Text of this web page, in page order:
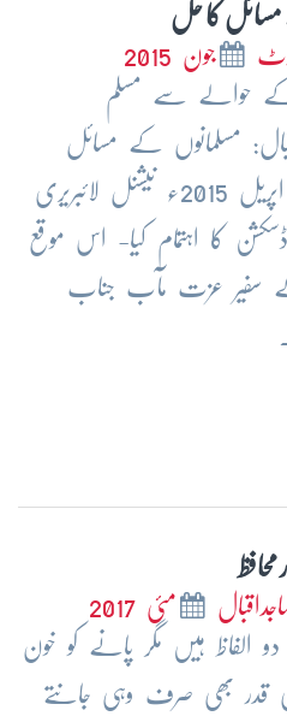
مسائل کا حل
جون 2015
کے حوالے سے مسلم
مسلمانوں کے مسائل
کاحل ‘‘کے موضوع پر22 اپریل 2015ء نیشنل لائبریری
ڈسکشن کا اہتمام کیا- اس موقع
کے سفیر عزت مآب جناب
مئی 2017
الفاظ ہیں مگر پانے کو خون
قدر بھی صرف وہی جانتے